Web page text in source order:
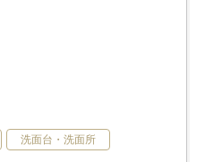
洗面台・洗面所